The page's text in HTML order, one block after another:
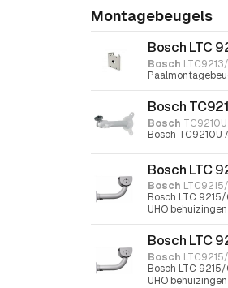
Montagebeugels
Bosch LTC
Bosch
Bosch
Bosch TC9210U
Bosch TC9210U
Bosch LTC
Bosch
Bosch LTC
UHO behuizingen
Bosch LTC
Bosch
Bosch LTC
UHO behuizingen